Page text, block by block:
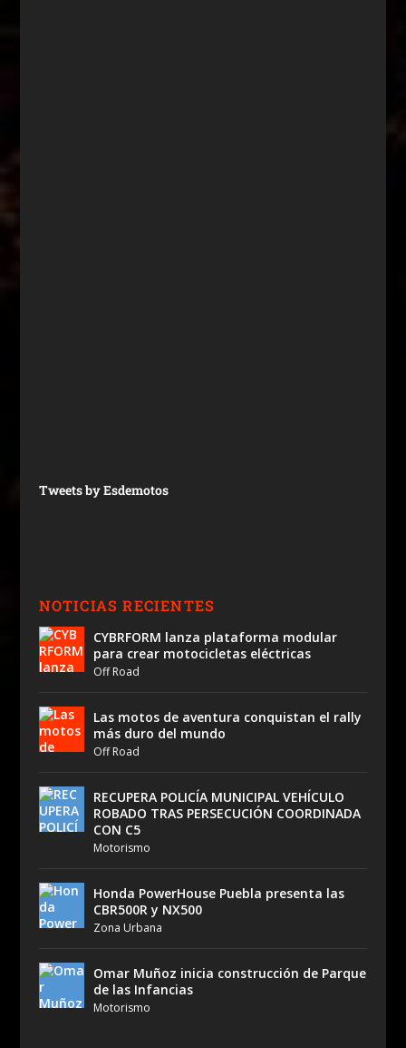
Tweets by Esdemotos
NOTICIAS RECIENTES
CYBRFORM lanza plataforma modular
para crear motocicletas eléctricas
Off Road
Las motos de aventura conquistan el rally
más duro del mundo
Off Road
RECUPERA POLICÍA MUNICIPAL VEHÍCULO
ROBADO TRAS PERSECUCIÓN COORDINADA
CON C5
Motorismo
Honda PowerHouse Puebla presenta las
CBR500R y NX500
Zona Urbana
Omar Muñoz inicia construcción de Parque
de las Infancias
Motorismo